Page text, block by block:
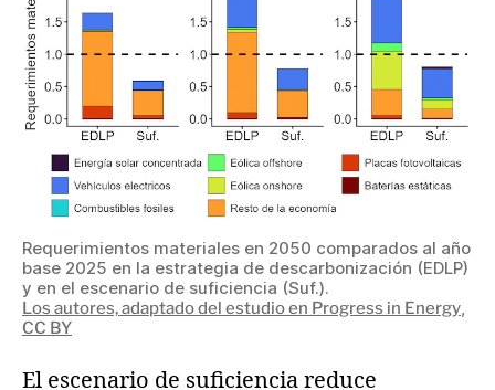
Requerimientos materiales en 2050 comparados al año
base 2025 en la estrategia de descarbonización (EDLP)
y en el escenario de suficiencia (Suf.).
Los autores, adaptado del estudio en Progress in Energy
CC BY
El escenario de suficiencia reduce